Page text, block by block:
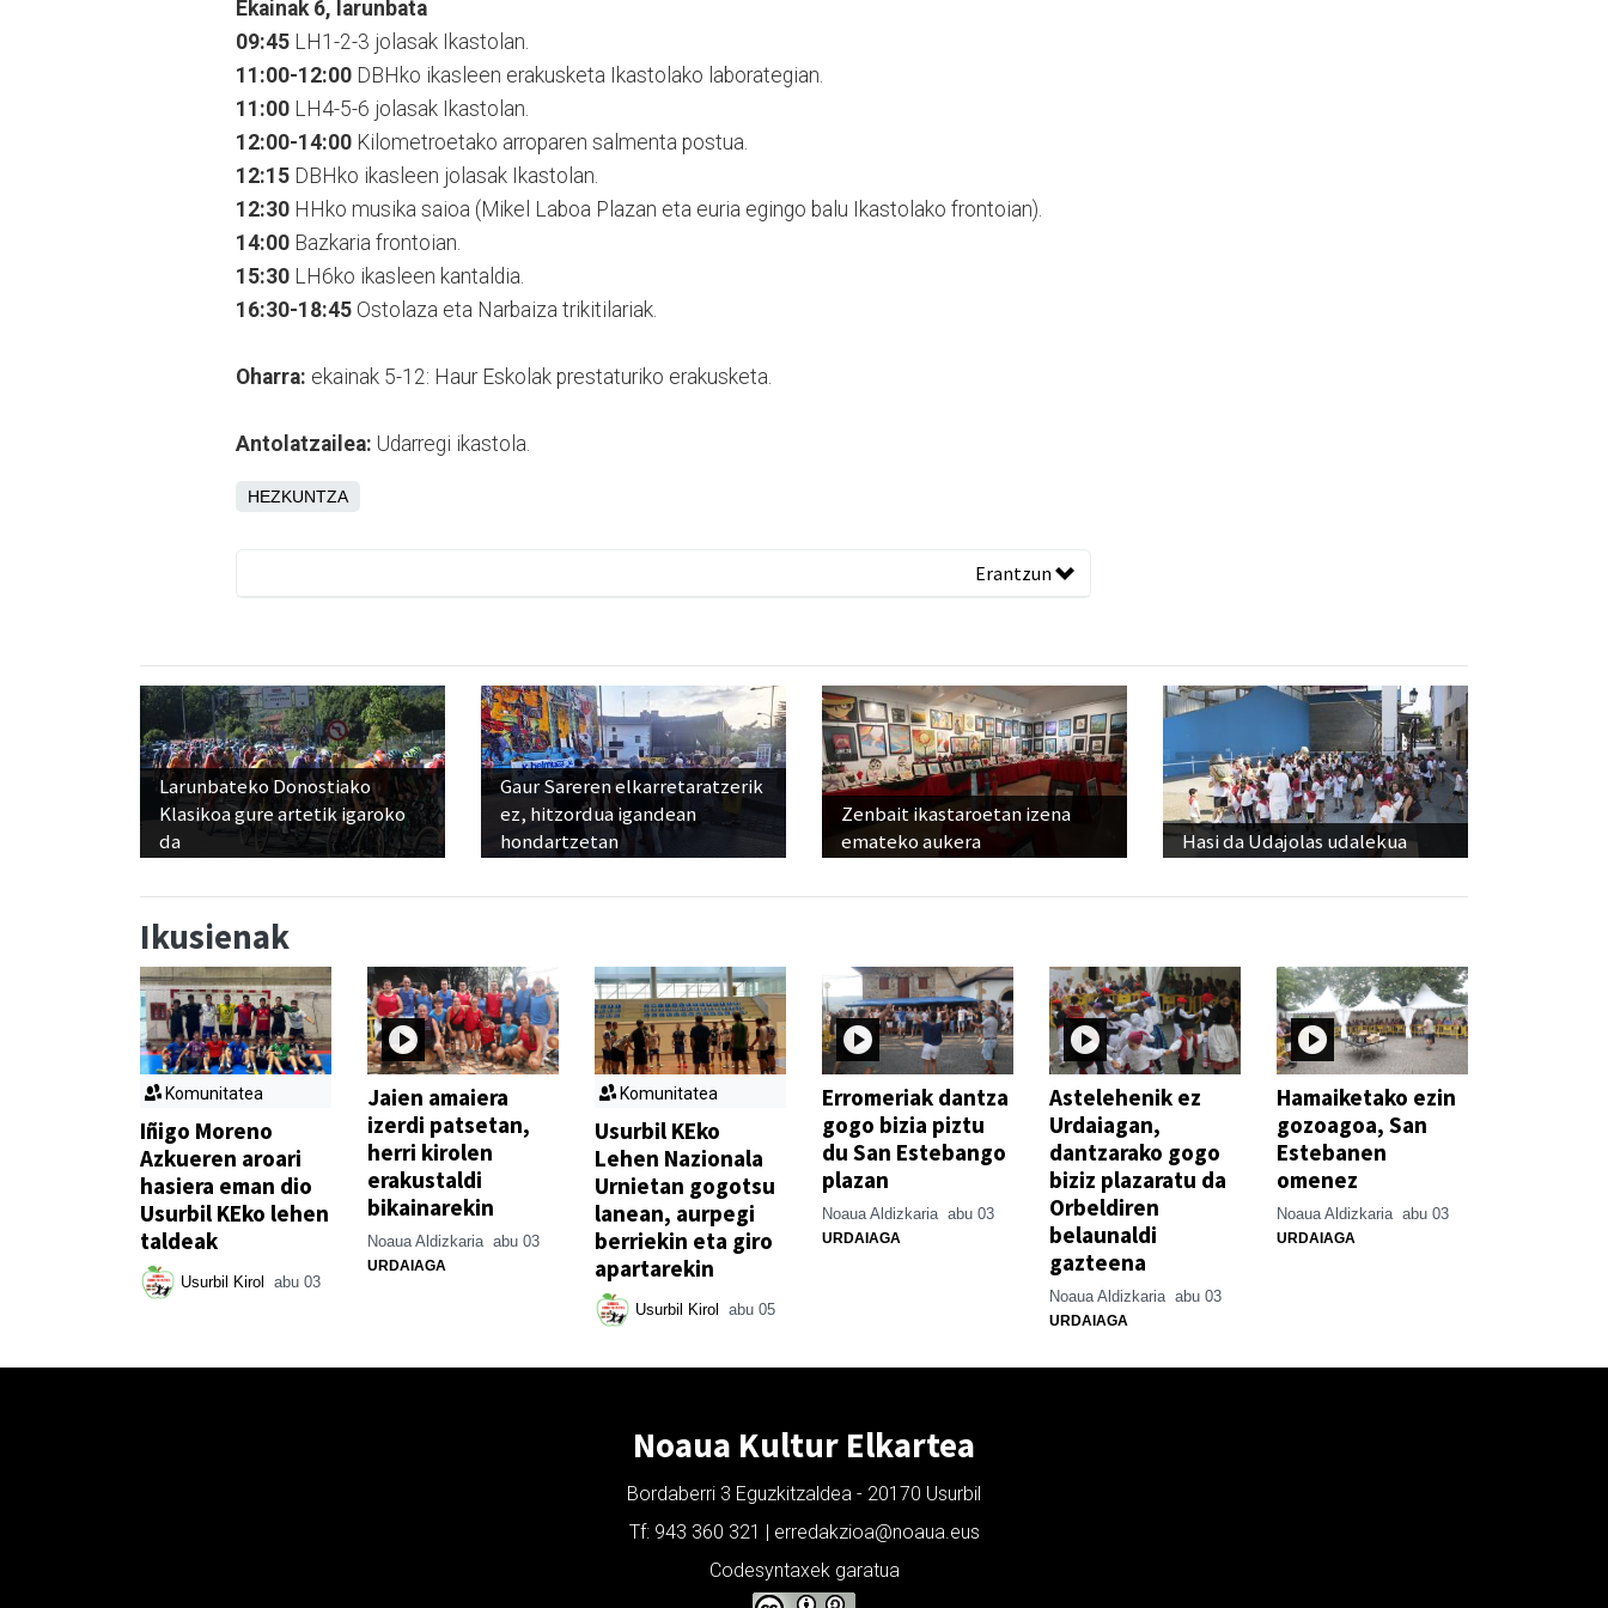
Ekainak 6, larunbata
09:45 LH1-2-3 jolasak Ikastolan.
11:00-12:00 DBHko ikasleen erakusketa Ikastolako laborategian.
11:00 LH4-5-6 jolasak Ikastolan.
12:00-14:00 Kilometroetako arroparen salmenta postua.
12:15 DBHko ikasleen jolasak Ikastolan.
12:30 HHko musika saioa (Mikel Laboa Plazan eta euria egingo balu Ikastolako frontoian).
14:00 Bazkaria frontoian.
15:30 LH6ko ikasleen kantaldia.
16:30-18:45 Ostolaza eta Narbaiza trikitilariak.
Oharra: ekainak 5-12: Haur Eskolak prestaturiko erakusketa.
Antolatzailea: Udarregi ikastola.
HEZKUNTZA
Erantzun
Larunbateko Donostiako
Klasikoa gure artetik igaroko
da
Gaur Sareren elkarretaratzerik
ez, hitzordua igandean
hondartzetan
Zenbait ikastaroetan izena
emateko aukera
Hasi da Udajolas udalekua
Ikusienak
Komunitatea
Iñigo Moreno
Azkueren aroari
hasiera eman dio
Usurbil KEko lehen
taldeak
Usurbil Kirol abu 03
Jaien amaiera
izerdi patsetan,
herri kirolen
erakustaldi
bikainarekin
Noaua Aldizkaria abu 03
URDAIAGA
Komunitatea
Usurbil KEko
Lehen Nazionala
Urnietan gogotsu
lanean, aurpegi
berriekin eta giro
apartarekin
Usurbil Kirol abu 05
Erromeriak dantza
gogo bizia piztu
du San Estebango
plazan
Noaua Aldizkaria abu 03
URDAIAGA
Astelehenik ez
Urdaiagan,
dantzarako gogo
biziz plazaratu da
Orbeldiren
belaunaldi
gazteena
Noaua Aldizkaria abu 03
URDAIAGA
Hamaiketako ezin
gozoagoa, San
Estebanen
omenez
Noaua Aldizkaria abu 03
URDAIAGA
Noaua Kultur Elkartea
Bordaberri 3 Eguzkitzaldea - 20170 Usurbil
Tf: 943 360 321 | erredakzioa@noaua.eus
Codesyntaxek garatua